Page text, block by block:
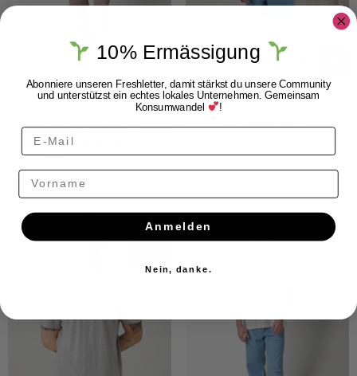
Klitmøller Leon
Shirt Surf Blue
CHF65.00
Dedicated
Dedicated Hemd
Marstrand
Summer Abstract
Multi Color
NEU
10% Ermässigung
Abonniere unseren Freshletter, damit stärkst du unsere Community
und unterstützst ein echtes lokales Unternehmen. Gemeinsam
Konsumwandel !
Vorname
Anmelden
Nein, danke.